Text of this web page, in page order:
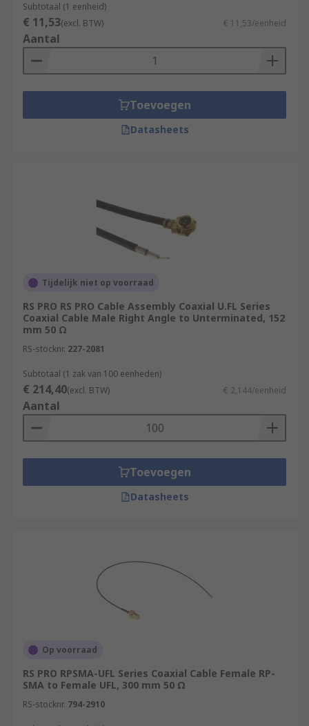
Subtotaal (1 eenheid)
€ 11,53(excl. BTW) € 11,53/eenheid
Aantal
Toevoegen
Datasheets
Tijdelijk niet op voorraad
RS PRO RS PRO Cable Assembly Coaxial U.FL Series
Coaxial Cable Male Right Angle to Unterminated, 152
mm 50 Ω
RS-stocknr. 227-2081
Subtotaal (1 zak van 100 eenheden)
€ 214,40(excl. BTW) € 2,144/eenheid
Aantal
Toevoegen
Datasheets
Op voorraad
RS PRO RPSMA-UFL Series Coaxial Cable Female RP-
SMA to Female UFL, 300 mm 50 Ω
RS-stocknr. 794-2910